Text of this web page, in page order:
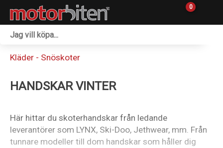
0
Kläder - Snöskoter
HANDSKAR VINTER
Här hittar du skoterhandskar från ledande
leverantörer som LYNX, Ski-Doo, Jethwear, mm. Från
tunnare modeller till dom handskar som håller dig